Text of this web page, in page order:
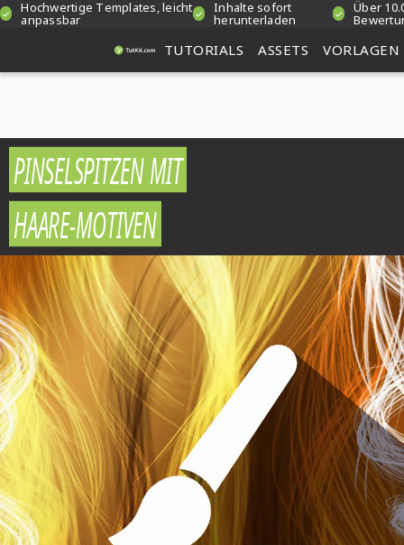
Hochwertige Templates, leicht
anpassbar
Inhalte sofort
herunterladen
Über
TUTORIALS ASSETS VORLAGEN
PINSELSPITZEN MIT
HAARE-MOTIVEN